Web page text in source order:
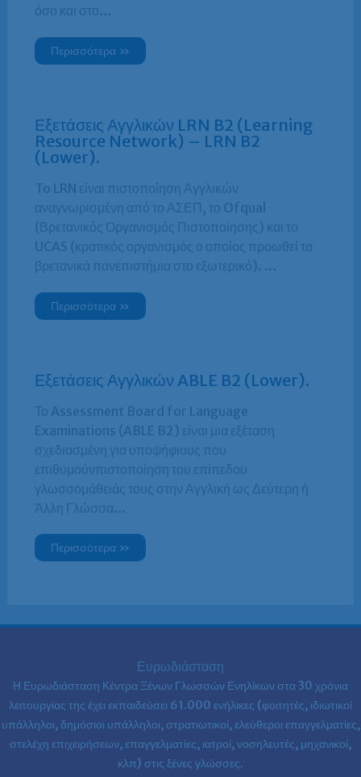
όσο και στο…
Περισσότερα »
Εξετάσεις Αγγλικών LRN B2 (Learning
Resource Network) – LRN B2
(Lower).
To LRN είναι πιστοποίηση Αγγλικών
αναγνωρισμένη από το ΑΣΕΠ, το Ofqual
(Βρετανικός Οργανισμός Πιστοποίησης) και το
UCAS (κρατικός οργανισμός ο οποίος προωθεί τα
βρετανικά πανεπιστήμια στο εξωτερικό). …
Περισσότερα »
Εξετάσεις Αγγλικών ABLE B2 (Lower).
Το Assessment Board for Language
Examinations (ABLE B2) είναι μια εξέταση
σχεδιασμένη για υποψήφιους που
επιθυμούνπιστοποίηση του επίπεδου
γλωσσομάθειάς τους στην Αγγλική ως Δεύτερη ή
Άλλη Γλώσσα…
Περισσότερα »
Ευρωδιάσταση
Η Ευρωδιάσταση Κέντρα Ξένων Γλωσσών Ενηλίκων στα 30 χρόνια
λειτουργίας της έχει εκπαιδεύσει 61.000 ενήλικες (φοιτητές, ιδιωτικοί
υπάλληλοι, δημόσιοι υπάλληλοι, στρατιωτικοί, ελεύθεροι επαγγελματίες,
στελέχη επιχειρήσεων, επαγγελματίες, ιατροί, νοσηλευτές, μηχανικοί,
κλπ) στις ξένες γλώσσες.